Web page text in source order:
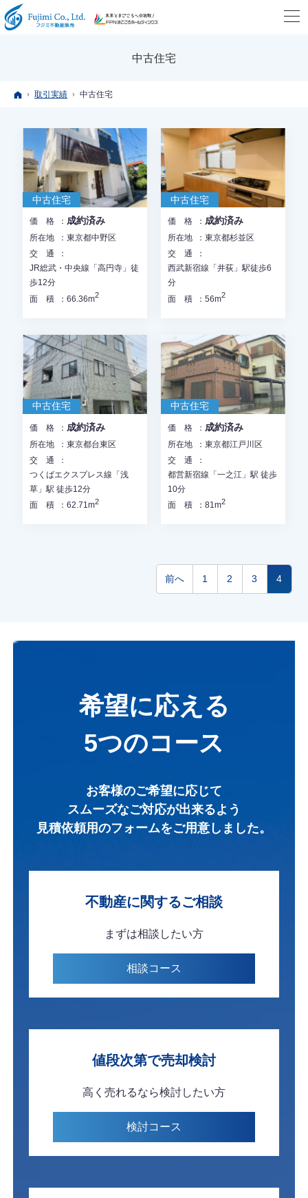
中古住宅
ホーム
取引実績 中古住宅
中古住宅
価格 成約済み
所在地
東京都中野区
交通
JR総武・中央線「高円寺」徒
歩12分
面積 66.36m2
中古住宅
価格 成約済み
所在地
東京都杉並区
交通
西武新宿線「井荻」駅徒歩6
分
面積 56m2
中古住宅
価格 成約済み
所在地
東京都台東区
交通
つくばエクスプレス線「浅
草」駅 徒歩12分
面積 62.71m2
中古住宅
価格 成約済み
所在地
東京都江戸川区
交通
都営新宿線「一之江」駅 徒歩
10分
面積 81m2
前へ 1 2 3 4
希望に応える
5つのコース
お客様のご希望に応じて
スムーズなご対応が出来るよう
見積依頼用のフォームをご用意しました。
不動産に関するご相談
まずは相談したい方
相談コース
値段次第で売却検討
高く売れるなら検討したい方
検討コース